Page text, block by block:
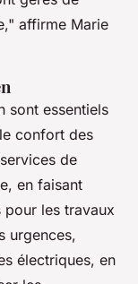
affirme Marie
sont essentiels
confort des
de
en faisant
les travaux
urgences,
électriques, en